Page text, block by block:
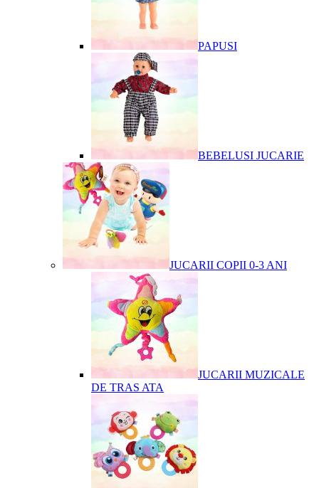
PAPUSI
BEBELUSI JUCARIE
JUCARII COPII 0-3 ANI
JUCARII MUZICALE
DE TRAS ATA